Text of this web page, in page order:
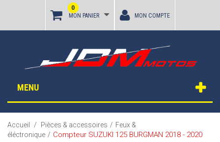
MON PANIER
0
MON COMPTE
MENU
Accueil / Pièces & accessoires / Feux &
éléctronique / Compteur SUZUKI 125 BURGMAN 2018 - 2020